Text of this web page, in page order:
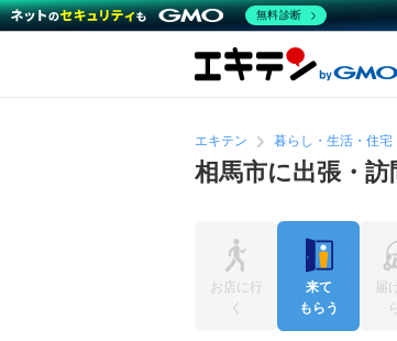
エキテン 暮らし・生活・住宅
相馬市に出張・
お店に行
く
来て
もらう
届
無料診断